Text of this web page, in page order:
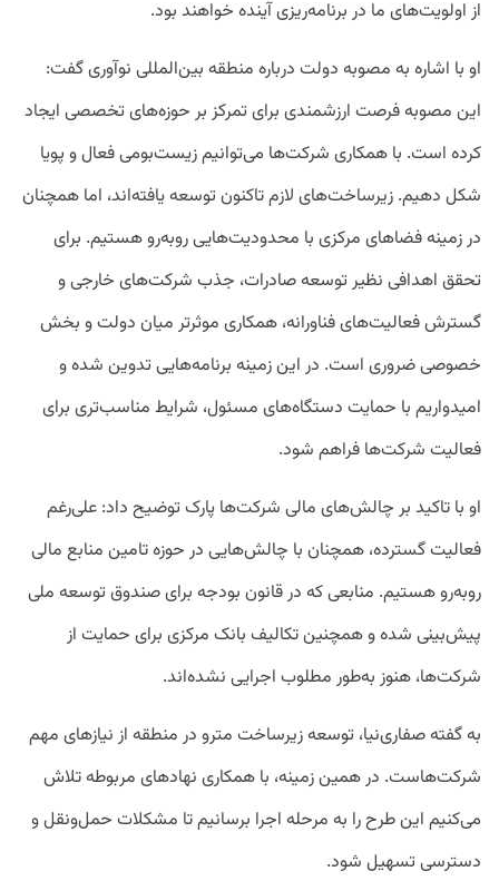
از اولویت‌های ما در برنامه‌ریزی آینده خواهند بود.
او با اشاره به مصوبه دولت درباره منطقه بین‌المللی نوآوری گفت:
این مصوبه فرصت ارزشمندی برای تمرکز بر حوزه‌های تخصصی ایجاد
کرده است. با همکاری شرکت‌ها می‌توانیم زیست‌بومی فعال و پویا
شکل دهیم. زیرساخت‌های لازم تاکنون توسعه یافته‌اند، اما همچنان
در زمینه فضاهای مرکزی با محدودیت‌هایی روبه‌رو هستیم. برای
تحقق اهدافی نظیر توسعه صادرات، جذب شرکت‌های خارجی و
گسترش فعالیت‌های فناورانه، همکاری موثرتر میان دولت و بخش
خصوصی ضروری است. در این زمینه برنامه‌هایی تدوین شده و
امیدواریم با حمایت دستگاه‌های مسئول، شرایط مناسب‌تری برای
فعالیت شرکت‌ها فراهم شود.
او با تاکید بر چالش‌های مالی شرکت‌ها پارک توضیح داد: علی‌رغم
فعالیت گسترده، همچنان با چالش‌هایی در حوزه تامین منابع مالی
روبه‌رو هستیم. منابعی که در قانون بودجه برای صندوق توسعه ملی
پیش‌بینی شده و همچنین تکالیف بانک مرکزی برای حمایت از
شرکت‌ها، هنوز به‌طور مطلوب اجرایی نشده‌اند.
به گفته صفاری‌نیا، توسعه زیرساخت مترو در منطقه از نیازهای مهم
شرکت‌هاست. در همین زمینه، با همکاری نهادهای مربوطه تلاش
می‌کنیم این طرح را به مرحله اجرا برسانیم تا مشکلات حمل‌ونقل و
دسترسی تسهیل شود.